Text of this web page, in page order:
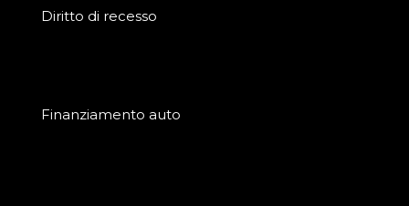
Diritto di recesso
Finanziamento auto